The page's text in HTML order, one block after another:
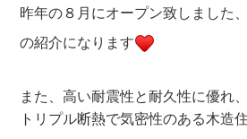
昨年の８月にオープン致しました、
の紹介になります
また、高い耐震性と耐久性に優れ、
トリプル断熱で気密性のある木造